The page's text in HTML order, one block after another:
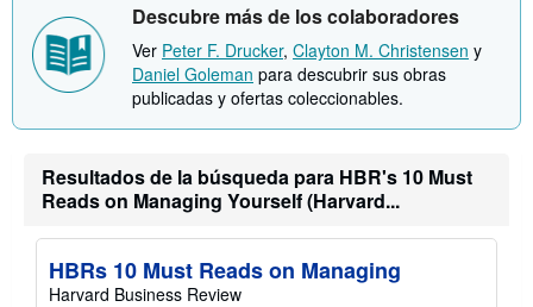
Descubre más de los colaboradores
Ver Peter F. Drucker, Clayton M. Christensen y
Daniel Goleman para descubrir sus obras
publicadas y ofertas coleccionables.
Resultados de la búsqueda para HBR's 10 Must
Reads on Managing Yourself (Harvard...
HBRs 10 Must Reads on Managing
Harvard Business Review